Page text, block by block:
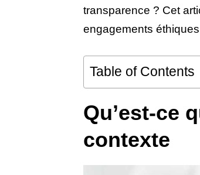
transparence ? Cet
engagements
Table of Contents
Qu’est-ce
contexte